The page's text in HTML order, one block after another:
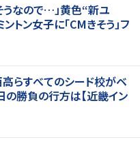
うなので…」黄色“新ユ
トン女子に「CMきそう」フ
らすべてのシード校がベ
の勝負の行方は【近畿イン